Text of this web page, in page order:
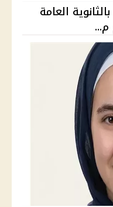
في 3 مواد بالثانوية العامة
م...